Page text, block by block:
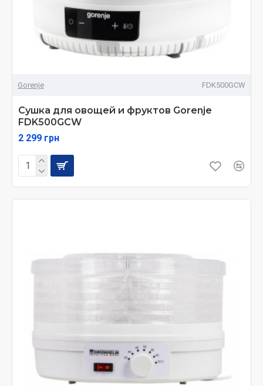
Gorenje FDK500GCW
Сушка для овощей и фруктов Gorenje
FDK500GCW
2 299 грн